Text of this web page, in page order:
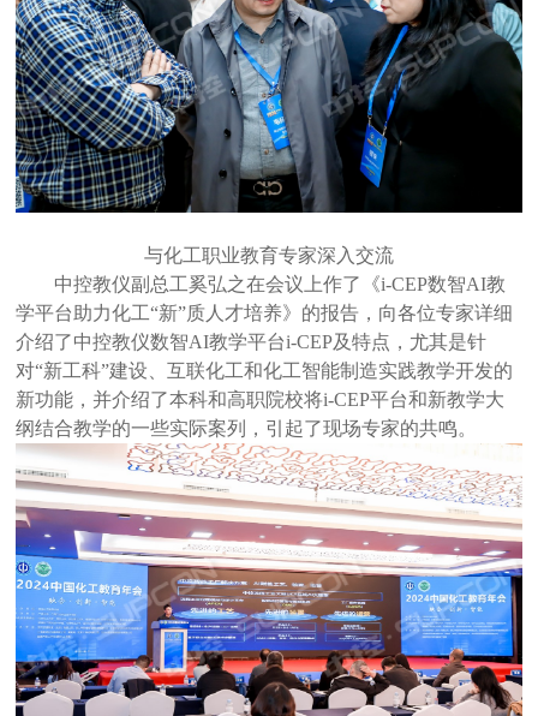
与化工职业教育专家深入交流
中控教仪副总工奚弘之在会议上作了《i-CEP数智AI教
学平台助力化工“新”质人才培养》的报告，向各位专家详细
介绍了中控教仪数智AI教学平台i-CEP及特点，尤其是针
对“新工科”建设、互联化工和化工智能制造实践教学开发的
新功能，并介绍了本科和高职院校将i-CEP平台和新教学大
纲结合教学的一些实际案列，引起了现场专家的共鸣。